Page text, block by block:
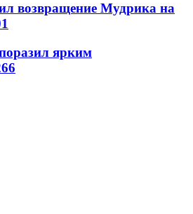
возвращение Мудрика на
ярким